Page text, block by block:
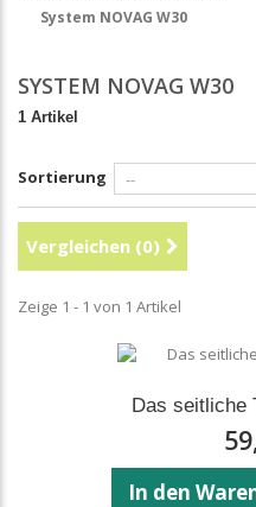
System NOVAG W30
SYSTEM NOVAG W30
1 Artikel
Sortierung
Vergleichen (0)
Zeige 1 - 1 von 1 Artikel
Das seitliche
In den